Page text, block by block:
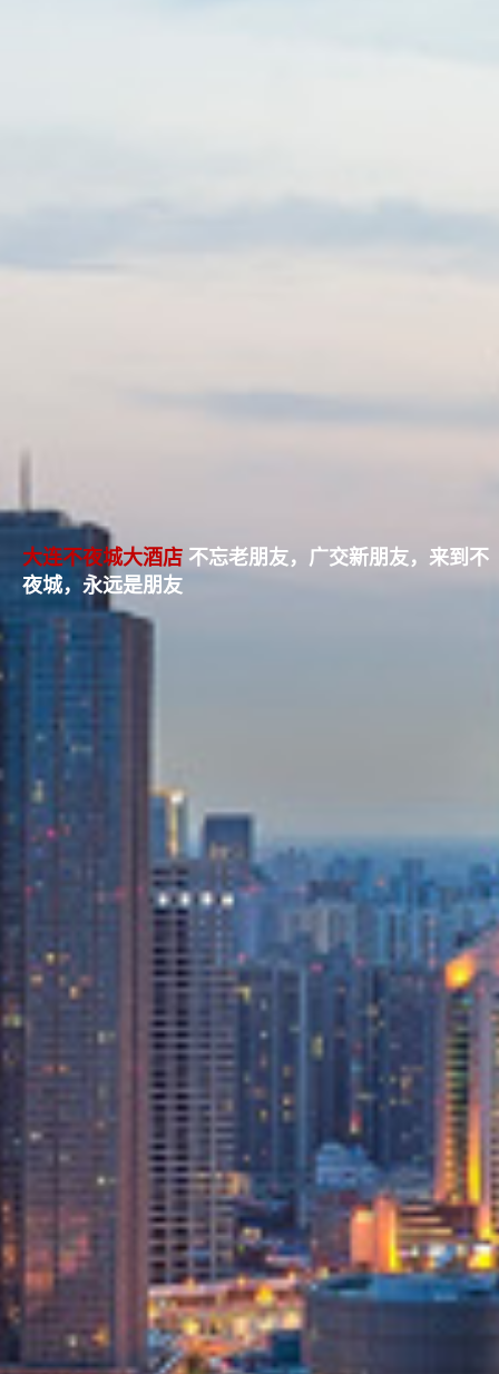
大连不夜城大酒店 不忘老朋友，广交新朋友，来到不
夜城，永远是朋友